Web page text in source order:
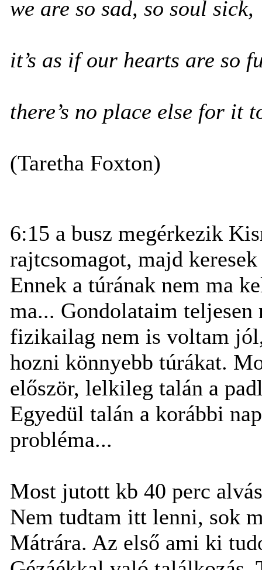
we are so sad, so soul sick,
it’s as if our hearts are so
there’s no place else for it
(Taretha Foxton)
6:15 a busz megérkezik
rajtcsomagot, majd
Ennek a túrának nem ma
ma... Gondolataim teljesen
fizikailag nem is voltam
hozni könnyebb túrákat.
először, lelkileg talán a
Egyedül talán a korábbi
probléma...
Most jutott kb 40 perc
Nem tudtam itt lenni, sok
Mátrára. Az első ami ki